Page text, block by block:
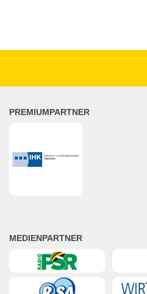
PREMIUMPARTNER
MEDIENPARTNER